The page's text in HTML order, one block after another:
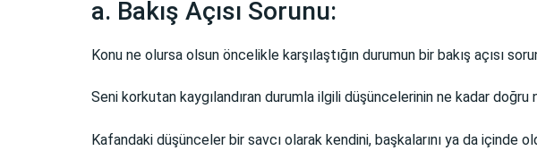
a. Bakış Açısı Sorunu:
Konu ne olursa olsun öncelikle karşılaştığın durumun bir bakış açısı
Seni korkutan kaygılandıran durumla ilgili düşüncelerinin ne kadar
Kafandaki düşünceler bir savcı olarak kendini, başkalarını ya da içinde